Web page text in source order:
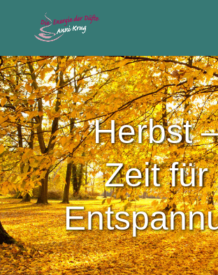
Herbst
Zeit für